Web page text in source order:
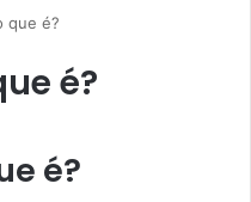
que é?
é?
é?